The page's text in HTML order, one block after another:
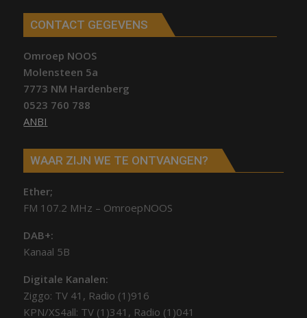
CONTACT GEGEVENS
Omroep NOOS
Molensteen 5a
7773 NM Hardenberg
0523 760 788
ANBI
WAAR ZIJN WE TE ONTVANGEN?
Ether;
FM 107.2 MHz – OmroepNOOS
DAB+:
Kanaal 5B
Digitale Kanalen:
Ziggo: TV 41, Radio (1)916
KPN/XS4all: TV (1)341, Radio (1)041